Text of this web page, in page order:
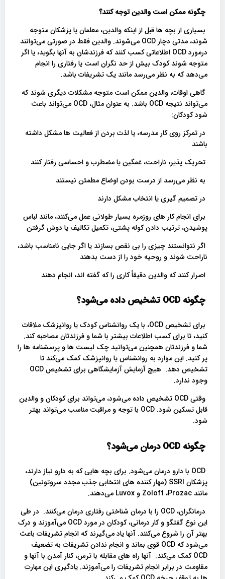
چگونه ممکن است والدین توجه کنند؟
بسیاری از بچه ها قبل از اینکه والدین، ​​معلمان یا پزشکان متوجه
شوند، مدتی دچار OCD می‌شوند. والدین فقط در صورتی می‌توانند
درمورد OCD اطلاعاتی کسب کنند که فرزندشان به آنها بگوید، یا اگر
متوجه شوند کودک بیش از حد نگران است یا رفتاری را انجام
می‌دهد که به نظر می‌رسد مانند یک تشریفات باشد.
گاهی اوقات، والدین ممکن است متوجه مشکلات دیگری شوند که
می‌تواند نتیجه OCD باشد. به عنوان مثال، OCD می‌تواند باعث
شود کودکان:
در تمرکز روی کار مدرسه، یا لذت بردن از فعالیت ها مشکل داشته
باشند
تحریک پذیر، ناراحت، غمگین یا مضطرب و احساسی رفتار کنند
به نظر می‌رسد از درست بودن اوضاع مطمئن نیستند
در تصمیم گیری یا انتخاب مشکل دارند
برای انجام کار های روزمره بسیار طولانی عمل می‌کنند، مانند لباس
پوشیدن، ترتیب دادن کوله پشتی، تکمیل تکالیف یا دوش گرفتن
اگر نتوانستند چیزی را بی نقص بسازند یا اگر جایی نامناسب باشد،
ناراحت شوند و روحیه خود را از دست بدهند
اصرار کنند که والدین دقیقاً کاری را که گفته اند، انجام دهند
چگونه OCD تشخیص داده می‌شود؟
برای تشخیص OCD، با یک روانشناس کودک یا روانپزشک ملاقات
کنید، تا برای کسب اطلاعات بیشتر با شما و فرزندتان مصاحبه کند.
شما و فرزندتان همچنین می‌توانید چک لیست ها و پرسشنامه ها را
پر کنید. این موارد به روانشناس یا روانپزشک کمک می‌کند تا
تشخیص دهد. هیچ آزمایش آزمایشگاهی برای تشخیص OCD
وجود ندارد.
وقتی OCD تشخیص داده می‌شود، می‌تواند برای کودکان و والدین
قابل تسکین شود. OCD با توجه و مراقبت مناسب می‌تواند بهتر
شود.
چگونه OCD درمان می‌شود؟
OCD با دارو درمان می‌شود. برای بچه هایی که به دارو نیاز دارند،
پزشکان SSRI (مهار کننده های انتخابی جذب مجدد سروتونین)
مانند Zoloft ،Prozac و Luvox می‌دهند.
درمانگران، OCD را با درمان شناختی رفتاری درمان می‌کنند. در طی
این نوع گفتگو و کار درمانی، کودکان در مورد OCD می‌آموزند و درک
بهتر آن را شروع می‌کنند. آنها یاد می‌گیرند که انجام تشریفات باعث
می‌شود که OCD قوی بماند و انجام ندادن تشریفات به تضعیف
OCD کمک می‌کند. آنها راه های مقابله با ترس، کنار آمدن با آنها و
مقاومت در برابر انجام تشریفات را می‌آموزند. یادگیری این مهارت